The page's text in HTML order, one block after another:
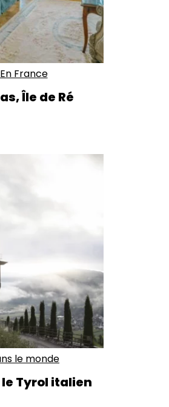
En France
Île de Ré
le monde
Tyrol italien